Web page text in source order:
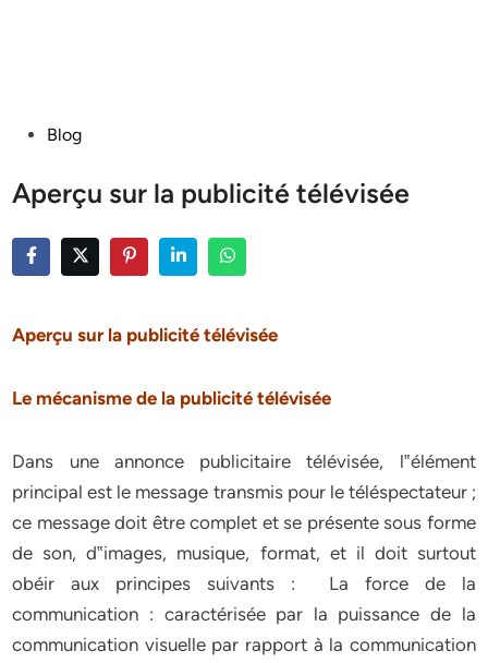
PostedBlog
Aperçu sur la publicité télévisée
Aperçu sur la publicité télévisée
Le mécanisme de la publicité télévisée
Dans une annonce publicitaire télévisée, l‟élément
principal est le message transmis pour le téléspectateur ;
ce message doit être complet et se présente sous forme
de son, d‟images, musique, format, et il doit surtout
obéir aux principes suivants : La force de la
communication : caractérisée par la puissance de la
communication visuelle par rapport à la communication